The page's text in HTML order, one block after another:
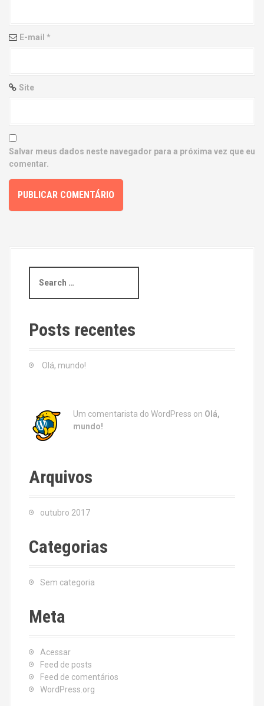
n E-mail *
Site
Salvar meus dados neste navegador para a próxima vez que eu
comentar.
a
c
h
Posts recentes
Olá, mundo!
Um comentarista do WordPress on Olá,
mundo!
Arquivos
outubro 2017
Categorias
Sem categoria
Meta
Acessar
Feed de posts
Feed de comentários
WordPress.org